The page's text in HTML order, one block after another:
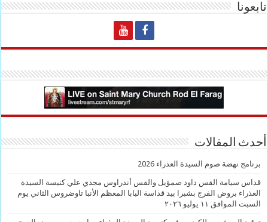
تابعونا
أحدث المقالات
برنامج نهضة صوم السيدة العذراء 2026
قداس سيامة القس داود صمؤيل والقس أندراوس مجدي علي كنيسة السيدة
العذراء بروض الفرج بشبرا بيد قداسة البابا المعظم الأنبا تاوضروس الثاني يوم
السبت الموافق ١١ يوليو ٢٠٢٦